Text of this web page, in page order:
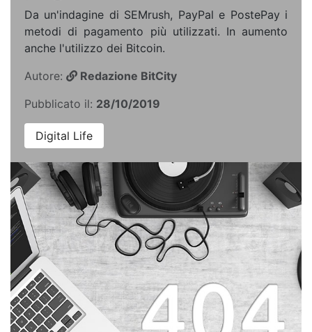
Da un'indagine di SEMrush, PayPal e PostePay i
metodi di pagamento più utilizzati. In aumento
anche l'utilizzo dei Bitcoin.
Autore:
Redazione BitCity
Pubblicato il: 28/10/2019
Digital Life